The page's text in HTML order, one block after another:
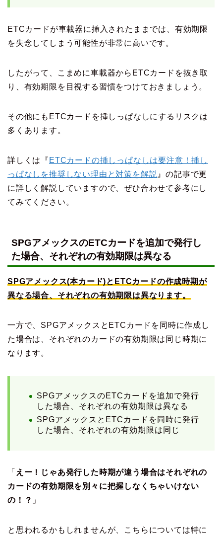
ETCカードが車載器に挿入されたままでは、有効期限
を失念してしまう可能性が非常に高いです。
したがって、こまめに車載器からETCカードを抜き取
り、有効期限を目視する習慣をつけておきましょう。
その他にもETCカードを挿しっぱなしにするリスクは
多くあります。
詳しくは『 ETCカードの挿しっぱなしは要注意！挿し
っぱなしを推奨しない理由と対策を解説 』の記事で更
に詳しく解説していますので、ぜひ合わせて参考にし
てみてください。
SPGアメックスのETCカードを追加で発行し
た場合、それぞれの有効期限は異なる
SPGアメックス(本カード)とETCカードの作成時期が
異なる場合、それぞれの有効期限は異なります。
一方で、SPGアメックスとETCカードを同時に作成し
た場合は、それぞれのカードの有効期限は同じ時期に
なります。
SPGアメックスのETCカードを追加で発行
した場合、それぞれの有効期限は異なる
SPGアメックスとETCカードを同時に発行
した場合、それぞれの有効期限は同じ
「 えー！じゃあ発行した時期が違う場合はそれぞれの
カードの有効期限を別々に把握しなくちゃいけない
の！？ 」
と思われるかもしれませんが、こちらについては特に